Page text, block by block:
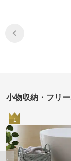
小物収納・フリ
1